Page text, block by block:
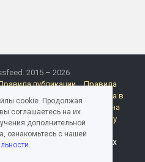
2015 – 2026
публикации
Правила
Политика в
данных
Согласие на
Согласие на рассылку
Реклама
пиара в каналах и группах
cookie. Продолжая
соглашаетесь на их
дополнительной
ознакомьтесь с нашей
.